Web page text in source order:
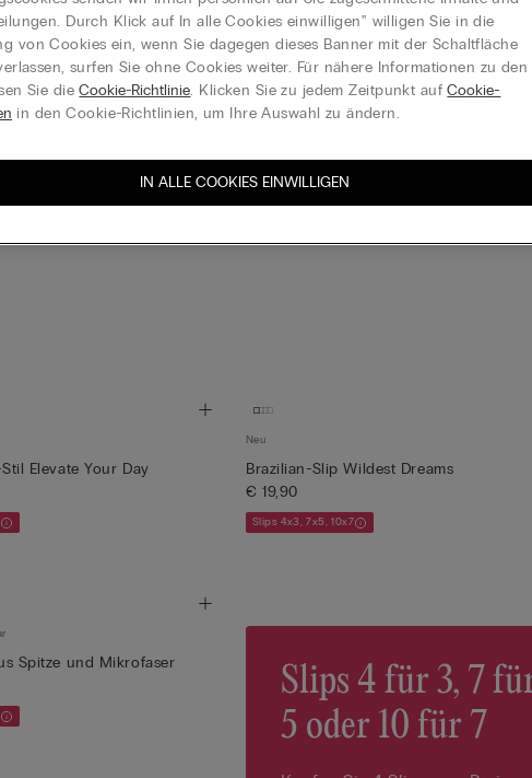
Elevate Your Day
Neu
Brazilian-Slip Wildest Dreams
€ 19,90
Slips 4x3, 7x5, 10x7
Spitze und Mikrofaser
Slips 4 für 3, 7
5 oder 10 für 7
Durch Klick auf In alle Cookies einwilligen‟ willigen Sie in die
von Cookies ein, wenn Sie dagegen dieses Banner mit der Schaltfläche
surfen Sie ohne Cookies weiter. Für nähere Informationen zu den
Sie dieCookie-Richtlinie. Klicken Sie zu jedem Zeitpunkt aufCookie-
in den Cookie-Richtlinien, um Ihre Auswahl zu ändern.
IN ALLE COOKIES EINWILLIGEN